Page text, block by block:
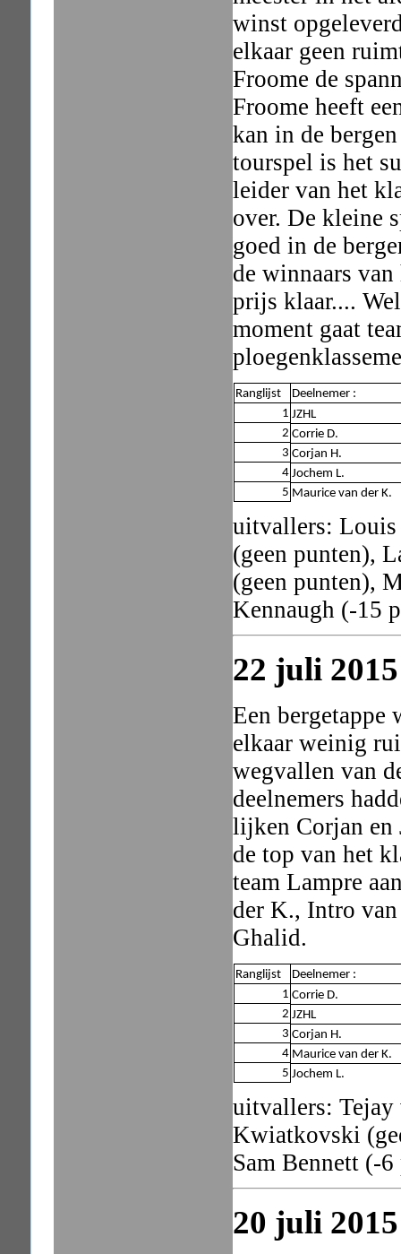
winst
elkaar geen
Froome de
Froome heeft
kan in de
tourspel is het
leider van het
over. De kleine
goed in de
de winnaars
prijs klaar....
moment gaat
Ranglijst
Deelnemer :
1 JZHL
2 Corrie D.
3 Corjan H.
4 Jochem L.
5 Maurice van der K.
uitvallers: Louis
(geen punten),
(geen punten),
Kennaugh (-15
22 juli
Een bergetappe
elkaar weinig
wegvallen van
deelnemers
lijken Corjan en
de top van het
team Lampre
der K., Intro
Ghalid.
Ranglijst
Deelnemer :
1 Corrie D.
2 JZHL
3 Corjan H.
4 Maurice van der K.
5 Jochem L.
uitvallers: Tejay
Kwiatkovski
Sam Bennett (-
20 juli